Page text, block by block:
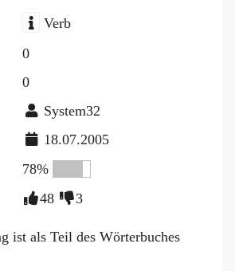
Verb
0
0
System32
18.07.2005
78%
48 3
ist als Teil des Wörterbuches